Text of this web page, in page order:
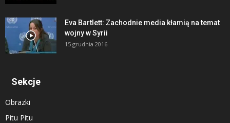
Eva Bartlett: Zachodnie media kłamią na temat
wojny w Syrii
15 grudnia 2016
Sekcje
Obrazki
Pitu Pitu